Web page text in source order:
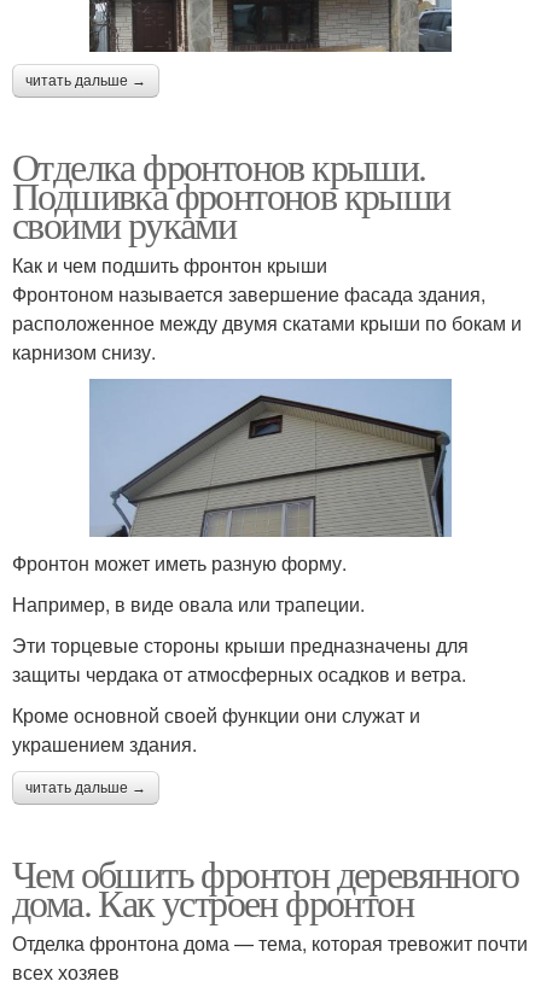
читать дальше →
Отделка фронтонов крыши.
Подшивка фронтонов крыши
своими руками
Как и чем подшить фронтон крыши
Фронтоном называется завершение фасада здания,
расположенное между двумя скатами крыши по бокам и
карнизом снизу.
Фронтон может иметь разную форму.
Например, в виде овала или трапеции.
Эти торцевые стороны крыши предназначены для
защиты чердака от атмосферных осадков и ветра.
Кроме основной своей функции они служат и
украшением здания.
читать дальше →
Чем обшить фронтон деревянного
дома. Как устроен фронтон
Отделка фронтона дома — тема, которая тревожит почти
всех хозяев